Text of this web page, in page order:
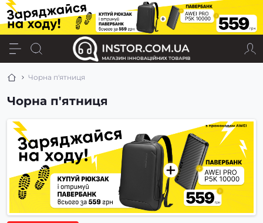
Чорна п'ятниця
Чорна п'ятниця